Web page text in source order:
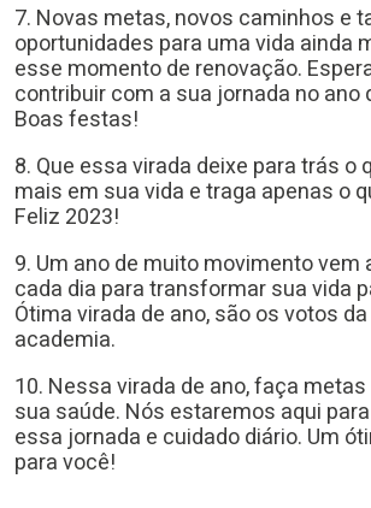
7. Novas metas, novos caminhos e
oportunidades para uma vida ainda
esse momento de renovação.
contribuir com a sua jornada no ano
Boas festas!
8. Que essa virada deixe para trás o
mais em sua vida e traga apenas o
Feliz 2023!
9. Um ano de muito movimento vem
cada dia para transformar sua vida
Ótima virada de ano, são os votos
academia.
10. Nessa virada de ano, faça
sua saúde. Nós estaremos aqui
essa jornada e cuidado diário. Um
para você!